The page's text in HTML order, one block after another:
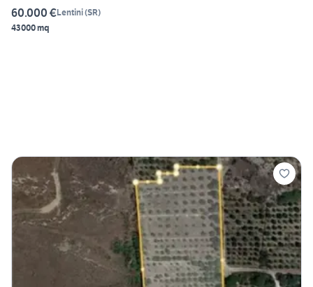
60.000 €Lentini(SR)
43000 mq